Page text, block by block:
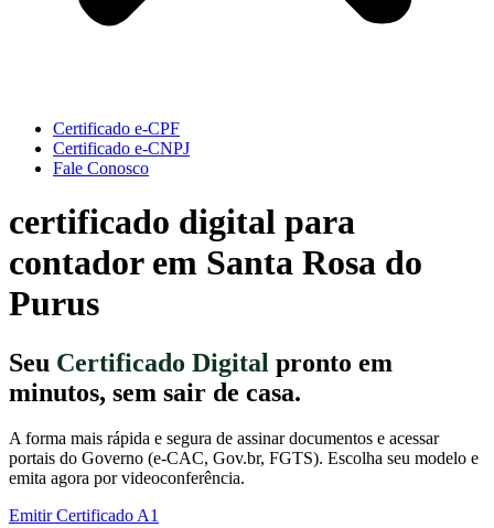
Certificado e-CPF
Certificado e-CNPJ
Fale Conosco
certificado digital para
contador em Santa Rosa do
Purus
Seu Certificado Digital pronto em
minutos, sem sair de casa.
A forma mais rápida e segura de assinar documentos e acessar
portais do Governo (e-CAC, Gov.br, FGTS). Escolha seu modelo e
emita agora por videoconferência.
Emitir Certificado A1